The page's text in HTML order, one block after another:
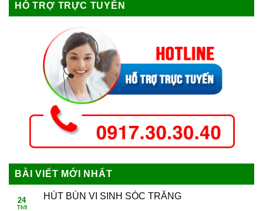
HỖ TRỢ TRỰC TUYẾN
BÀI VIẾT MỚI NHẤT
24
Th9
HÚT BÙN VI SINH SÓC TRĂNG